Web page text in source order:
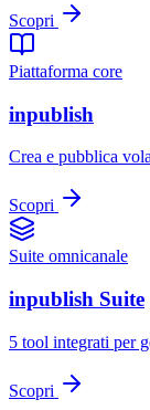
Scopri
Piattaforma core
inpublish
Crea e pubblica
Scopri
Suite omnicanale
inpublish Suite
5 tool integrati per
Scopri